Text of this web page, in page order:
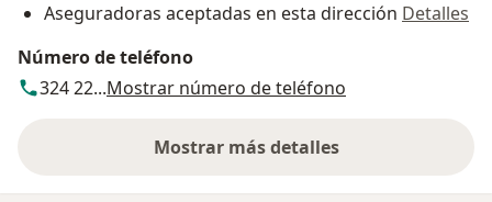
Aseguradoras aceptadas en esta dirección Detalles
Número de teléfono
324 22...Mostrar número de teléfono
Mostrar más detalles
sobre la dirección